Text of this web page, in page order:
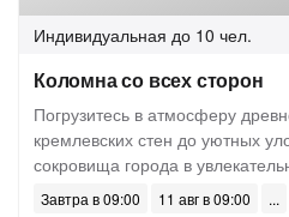
Индивидуальная до 10 чел.
Коломна со всех сторон
Погрузитесь в атмосферу
кремлевских стен до уютных
сокровища города в
Завтра в 09:00
11 авг в 09:00